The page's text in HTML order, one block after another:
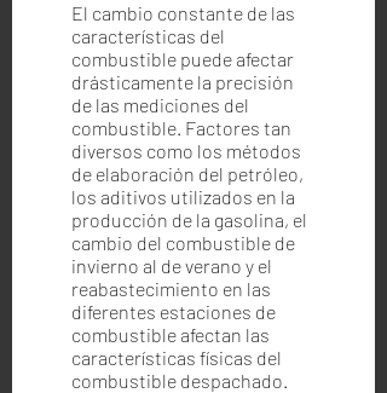
El cambio constante de las
características del
combustible puede afectar
drásticamente la precisión
de las mediciones del
combustible. Factores tan
diversos como los métodos
de elaboración del petróleo,
los aditivos utilizados en la
producción de la gasolina, el
cambio del combustible de
invierno al de verano y el
reabastecimiento en las
diferentes estaciones de
combustible afectan las
características físicas del
combustible despachado.